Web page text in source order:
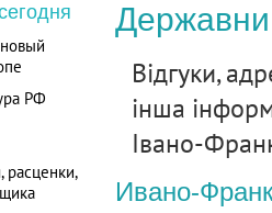
РФ
расценки,
Відгуки,
інша
Івано-
Ивано-